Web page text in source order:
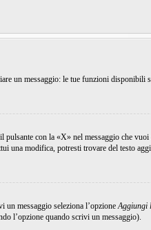
un messaggio: le tue funzioni disponibili
con la «X» nel messaggio che
una modifica, potresti trovare del testo
un messaggio seleziona l’opzioneAggiungi
l’opzione quando scrivi un messaggio).